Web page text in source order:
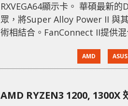
RXVEGA64顯示卡。 華碩最新的DirectCU III散熱系統出
眾，將Super Alloy Power II 與
術相結合。FanConnect II提供
能。與大多數華碩ROG產品一
顯示卡將支援AURA RGB LED。
AMD ASUS
AMD RYZEN3 1200,